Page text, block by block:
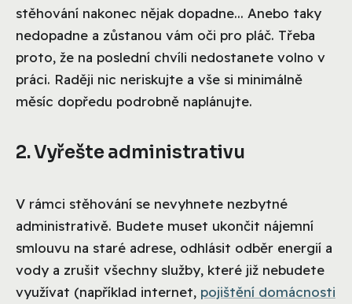
stěhování nakonec nějak dopadne... Anebo taky
nedopadne a zůstanou vám oči pro pláč. Třeba
proto, že na poslední chvíli nedostanete volno v
práci. Raději nic neriskujte a vše si minimálně
měsíc dopředu podrobně naplánujte.
2. Vyřešte administrativu
V rámci stěhování se nevyhnete nezbytné
administrativě. Budete muset ukončit nájemní
smlouvu na staré adrese, odhlásit odběr energií a
vody a zrušit všechny služby, které již nebudete
využívat (například internet, pojištění domácnosti